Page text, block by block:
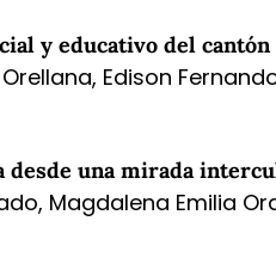
y educativo del
Edison
una mirada
Magdalena Emilia